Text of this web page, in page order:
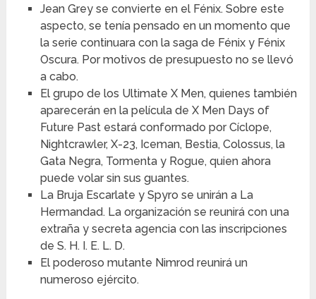
Jean Grey se convierte en el Fénix. Sobre este
aspecto, se tenía pensado en un momento que
la serie continuara con la saga de Fénix y Fénix
Oscura. Por motivos de presupuesto no se llevó
a cabo.
El grupo de los Ultimate X Men, quienes también
aparecerán en la película de X Men Days of
Future Past estará conformado por Cíclope,
Nightcrawler, X-23, Iceman, Bestia, Colossus, la
Gata Negra, Tormenta y Rogue, quien ahora
puede volar sin sus guantes.
La Bruja Escarlate y Spyro se unirán a La
Hermandad. La organización se reunirá con una
extraña y secreta agencia con las inscripciones
de S. H. I. E. L. D.
El poderoso mutante Nimrod reunirá un
numeroso ejército.